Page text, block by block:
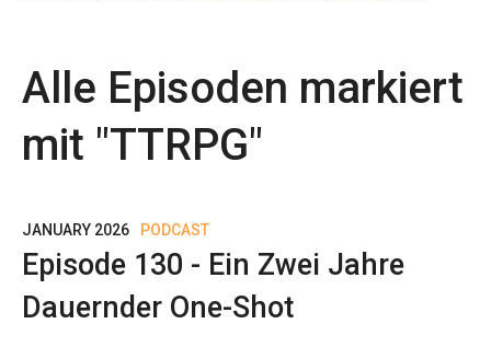
Alle Episoden markiert
mit "TTRPG"
JANUARY 2026 PODCAST
Episode 130 - Ein Zwei Jahre
Dauernder One-Shot